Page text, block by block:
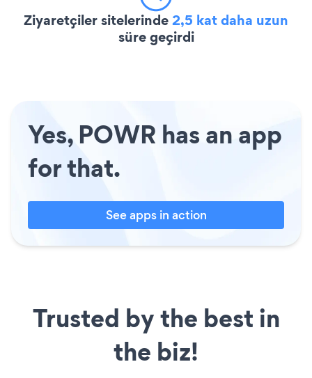
Ziyaretçiler sitelerinde2,5 kat daha uzun
süre geçirdi
Yes, POWR has an app
for that.
See apps in action
Trusted by the best in
the biz!